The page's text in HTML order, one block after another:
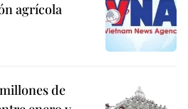
agrícola
de